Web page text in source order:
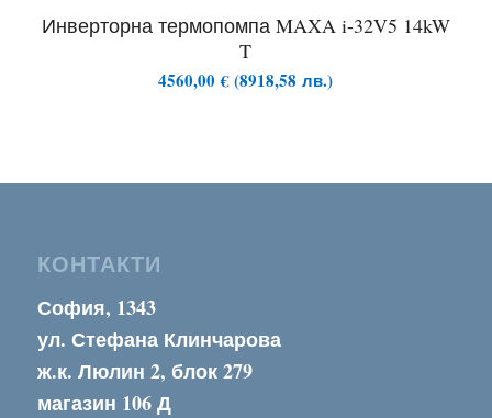
Инверторна термопомпа MAXA i-32V5 14kW
T
4560,00€ (8918,58лв.)
КОНТАКТИ
София, 1343
ул. Стефана Клинчарова
ж.к. Люлин 2, блок 279
магазин 106 Д